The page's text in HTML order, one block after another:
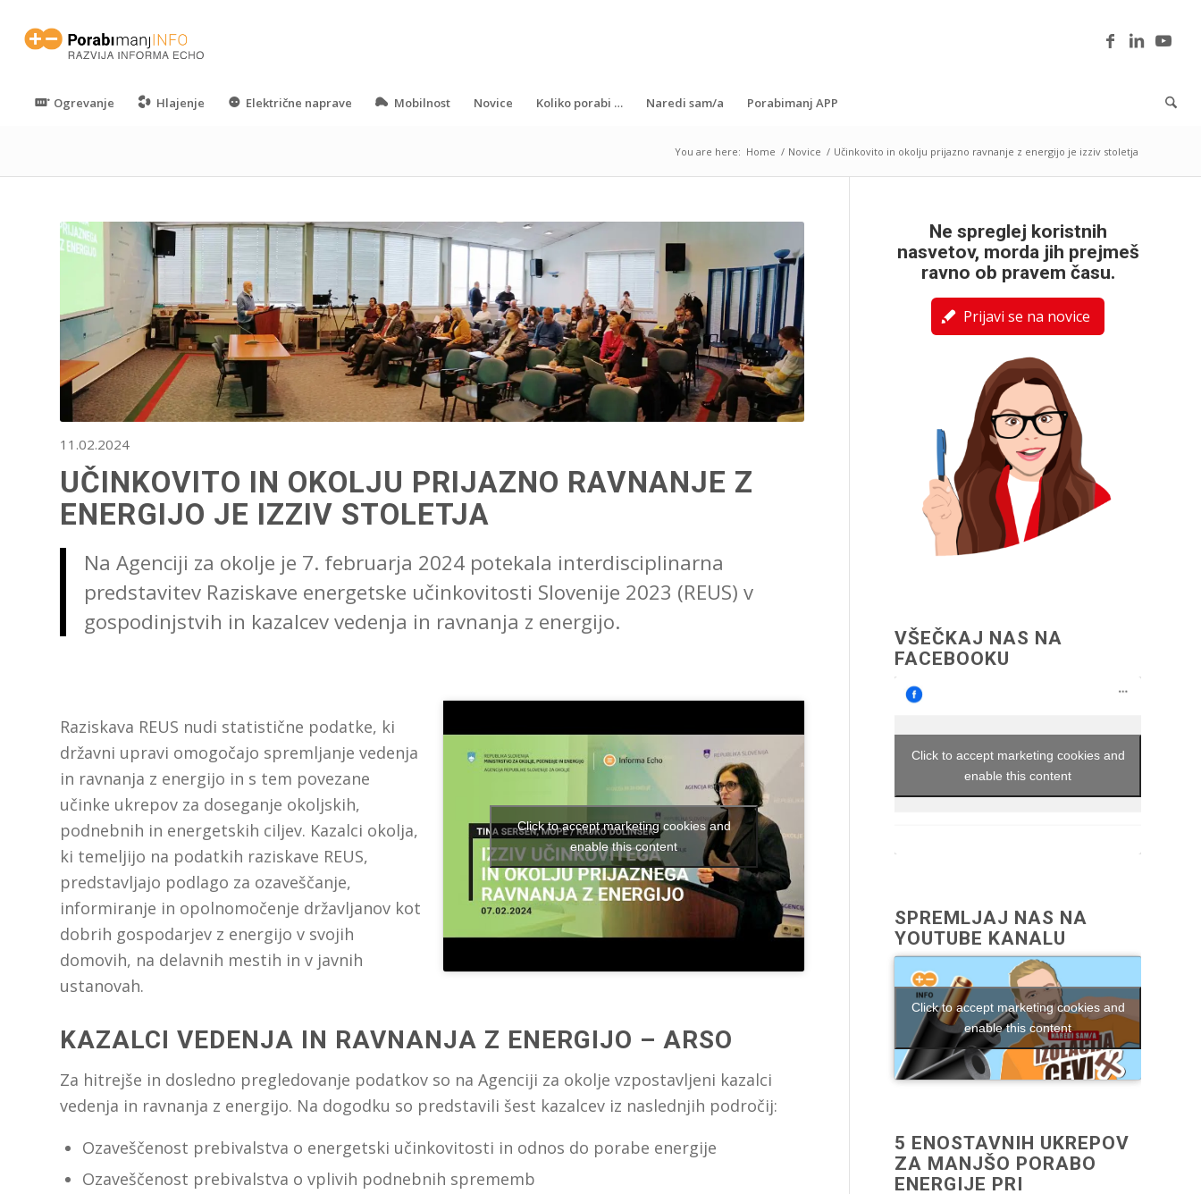
Ogrevanje Hlajenje Električne naprave Mobilnost Novice Koliko porabi … Naredi sam/a Porabimanj APP
You are here: Home / Novice / Učinkovito in okolju prijazno ravnanje z energijo je izziv stoletja
11.02.2024
UČINKOVITO IN OKOLJU PRIJAZNO RAVNANJE Z
ENERGIJO JE IZZIV STOLETJA
Na Agenciji za okolje je 7. februarja 2024 potekala interdisciplinarna
predstavitev Raziskave energetske učinkovitosti Slovenije 2023 (REUS) v
gospodinjstvih in kazalcev vedenja in ravnanja z energijo.
Raziskava REUS nudi statistične podatke, ki
državni upravi omogočajo spremljanje vedenja
in ravnanja z energijo in s tem povezane
učinke ukrepov za doseganje okoljskih,
podnebnih in energetskih ciljev. Kazalci okolja,
ki temeljijo na podatkih raziskave REUS,
predstavljajo podlago za ozaveščanje,
informiranje in opolnomočenje državljanov kot
dobrih gospodarjev z energijo v svojih
domovih, na delavnih mestih in v javnih
ustanovah.
Click to accept marketing cookies and
enable this content
Mag. Tina Seršen, državna sekretarka za energijo,
KAZALCI VEDENJA IN RAVNANJA Z ENERGIJO – ARSO
Za hitrejše in dosledno pregledovanje podatkov so na Agenciji za okolje vzpostavljeni kazalci
vedenja in ravnanja z energijo. Na dogodku so predstavili šest kazalcev iz naslednjih področij:
Ozaveščenost prebivalstva o energetski učinkovitosti in odnos do porabe energije
Ozaveščenost prebivalstva o vplivih podnebnih sprememb
Ne spreglej koristnih
nasvetov, morda jih prejmeš
ravno ob pravem času.
Prijavi se na novice
VŠEČKAJ NAS NA
FACEBOOKU
Click to accept marketing cookies and
enable this content
SPREMLJAJ NAS NA
YOUTUBE KANALU
Click to accept marketing cookies and
enable this content
5 ENOSTAVNIH UKREPOV
ZA MANJŠO PORABO
ENERGIJE PRI